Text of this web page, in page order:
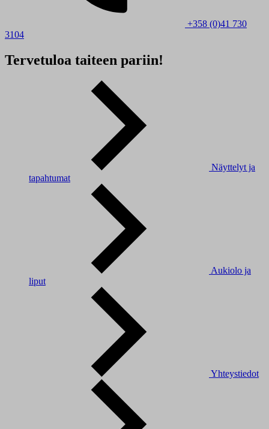
+358 (0)41 730
3104
Tervetuloa taiteen pariin!
Näyttelyt ja
tapahtumat
Aukiolo ja
liput
Yhteystiedot